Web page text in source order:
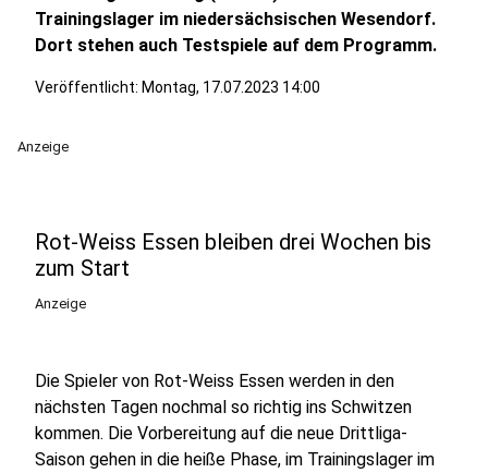
Trainingslager im niedersächsischen Wesendorf.
Dort stehen auch Testspiele auf dem Programm.
Veröffentlicht: Montag, 17.07.2023 14:00
Anzeige
Rot-Weiss Essen bleiben drei Wochen bis
zum Start
Anzeige
Die Spieler von Rot-Weiss Essen werden in den
nächsten Tagen nochmal so richtig ins Schwitzen
kommen. Die Vorbereitung auf die neue Drittliga-
Saison gehen in die heiße Phase, im Trainingslager im